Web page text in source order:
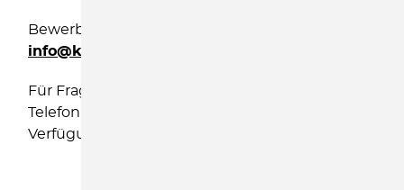
Bewerbungen richten Sie bitte an:
info@kinderschutzbund-soe.de
Für Fragen stehen wir Ihnen unter der
Telefonnummer 03504- 600960 gern zur
Verfügung.